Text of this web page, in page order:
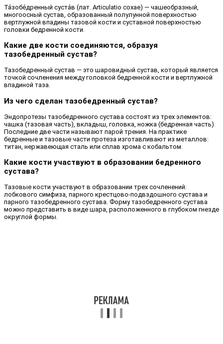
Та́зобе́дренный суста́в (лат. Articulatio coxae) — чашеобразный,
многоосный сустав, образованный полулунной поверхностью
вертлужной впадины тазовой кости и суставной поверхностью
головки бедренной кости.
Какие две кости соединяются, образуя
тазобедренный сустав?
Тазобедренный сустав — это шаровидный сустав, который является
точкой сочленения между головкой бедренной кости и вертлужной
впадиной таза.
Из чего сделан тазобедренный сустав?
Эндопротезы тазобедренного сустава состоят из трех элементов:
чашка (тазовая часть), вкладыш, головка, ножка (бедренная часть).
Последние две части называют парой трения. На практике
бедренные и тазовые части протеза изготавливают из металлов:
титан, нержавеющая сталь или сплав хрома с кобальтом.
Какие кости участвуют в образовании бедренного
сустава?
Тазовые кости участвуют в образовании трех сочленений:
лобкового симфиза, парного крестцово-подвздошного сустава и
парного тазобедренного сустава. Форму тазобедренного сустава
можно представить в виде шара, расположенного в глубоком гнезде
округлой формы.